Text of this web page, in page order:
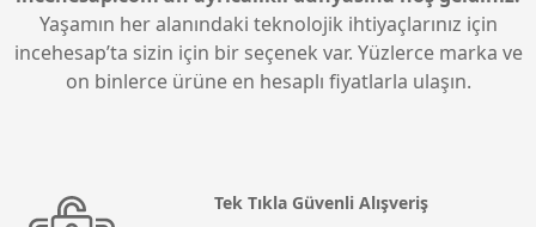
Yaşamın her alanındaki teknolojik ihtiyaçlarınız için
incehesap’ta sizin için bir seçenek var. Yüzlerce marka ve
on binlerce ürüne en hesaplı fiyatlarla ulaşın.
Tek Tıkla Güvenli Alışveriş